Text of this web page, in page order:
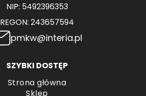
NIP: 5492396353
REGON: 243657594
pmkw@interia.pl
SZYBKI DOSTĘP
Strona główna
Sklep